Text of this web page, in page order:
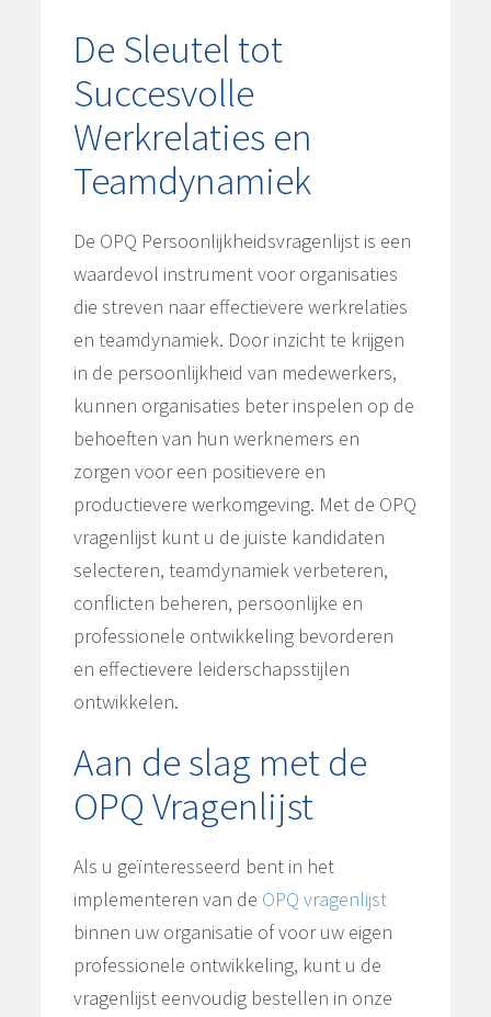
De Sleutel tot
Succesvolle
Werkrelaties en
Teamdynamiek
De OPQ Persoonlijkheidsvragenlijst is een
waardevol instrument voor organisaties
die streven naar effectievere werkrelaties
en teamdynamiek. Door inzicht te krijgen
in de persoonlijkheid van medewerkers,
kunnen organisaties beter inspelen op de
behoeften van hun werknemers en
zorgen voor een positievere en
productievere werkomgeving. Met de OPQ
vragenlijst kunt u de juiste kandidaten
selecteren, teamdynamiek verbeteren,
conflicten beheren, persoonlijke en
professionele ontwikkeling bevorderen
en effectievere leiderschapsstijlen
ontwikkelen.
Aan de slag met de
OPQ Vragenlijst
Als u geïnteresseerd bent in het
implementeren van de OPQ vragenlijst
binnen uw organisatie of voor uw eigen
professionele ontwikkeling, kunt u de
vragenlijst eenvoudig bestellen in onze